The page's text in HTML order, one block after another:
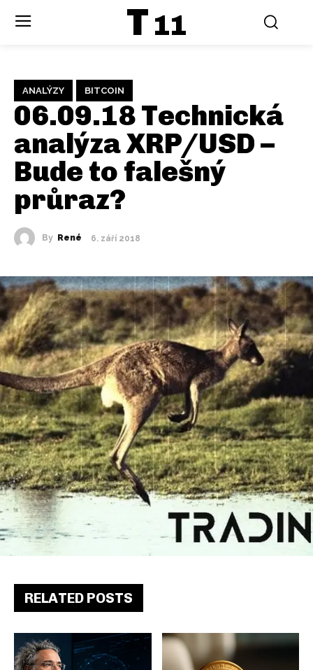
T 11
ANALÝZY BITCOIN
06.09.18 Technická
analýza XRP/USD –
Bude to falešný
průraz?
By René 6. září 2018
RELATED POSTS